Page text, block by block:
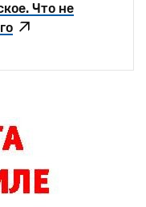
Что не